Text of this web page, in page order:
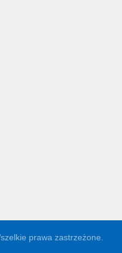
prawa zastrzeżone.